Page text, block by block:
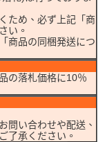
ため、必ず上記「商
い。
商品の同梱発送につ
の落札価格に10％
問い合わせや配送、
了承ください。